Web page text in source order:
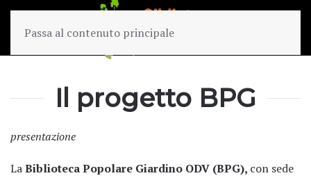
Passa al contenuto principale
Il progetto BPG
presentazione
LaBiblioteca Popolare Giardino ODV (BPG), con sede